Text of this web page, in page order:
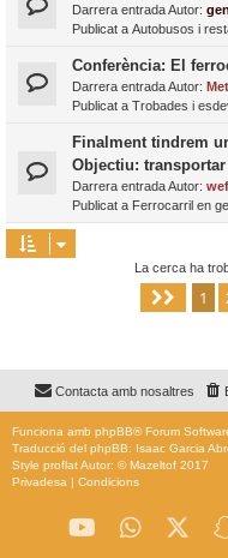
Darrera entrada Autor:
Publicat a Autobusos i
Conferència: El
Darrera entrada Autor:
Publicat a Trobades i
Finalment tindrem
Objectiu:
Darrera entrada Autor:
Publicat a Ferrocarril en
La cerca ha
1
Contacta amb nosaltres
Funciona amb phpBB® Forum
Traducció del phpBB: Isaac Garcia
Style proflatAutor: ©Mazeltof 2017
Privadesa | Condicions